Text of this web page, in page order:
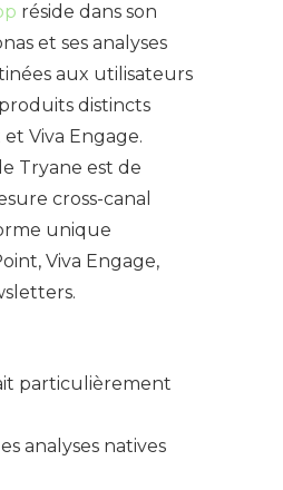
réside dans son
et ses analyses
aux utilisateurs
distincts
Viva Engage.
Tryane est de
cross-canal
unique
Viva Engage,
particulièrement
analyses natives